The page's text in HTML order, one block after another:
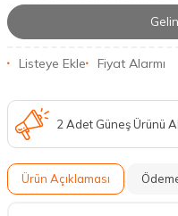
Listeye Ekle Fiyat Alarmı
2 Adet Güneş Ürünü
Ürün Açıklaması